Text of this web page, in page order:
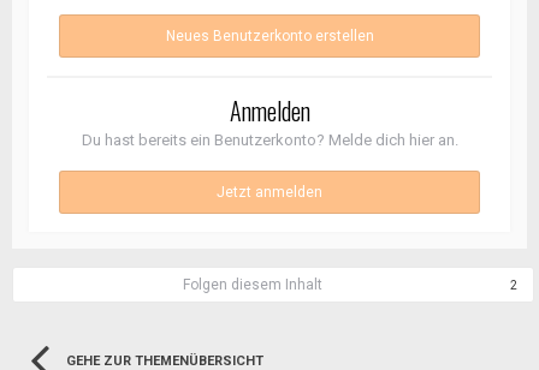
Neues Benutzerkonto erstellen
Anmelden
Du hast bereits ein Benutzerkonto? Melde dich hier an.
Jetzt anmelden
Folgen diesem Inhalt 2
GEHE ZUR THEMENÜBERSICHT